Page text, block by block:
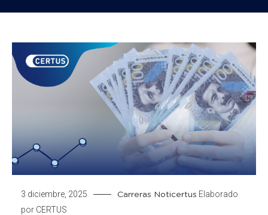
3 diciembre, 2025 Carreras Noticertus Elaborado
por CERTUS